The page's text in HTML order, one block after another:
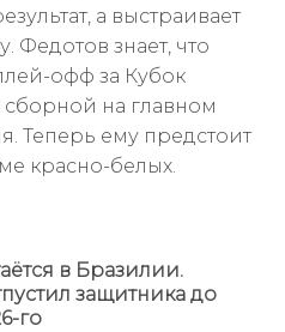
а выстраивает
Федотов знает, что
офф за Кубок
сборной на главном
Теперь ему предстоит
красно-белых.
в Бразилии.
защитника до
го